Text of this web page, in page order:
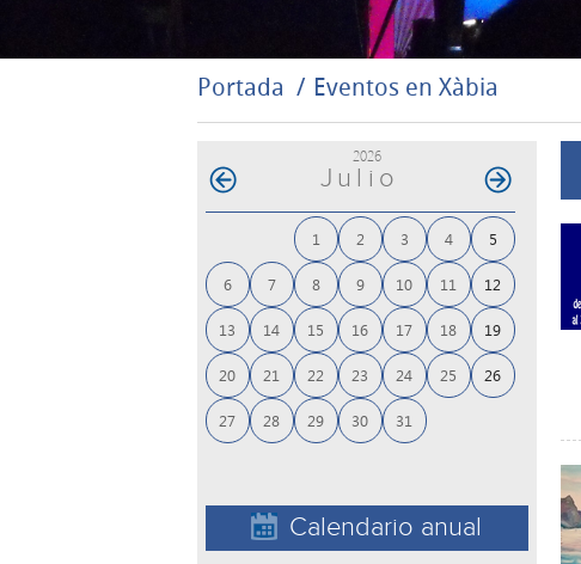
Portada Eventos en Xàbia
2026
Julio
1 2 3 4 5
6 7 8 9 10 11 12
13 14 15 16 17 18 19
20 21 22 23 24 25 26
27 28 29 30 31
Calendario anual